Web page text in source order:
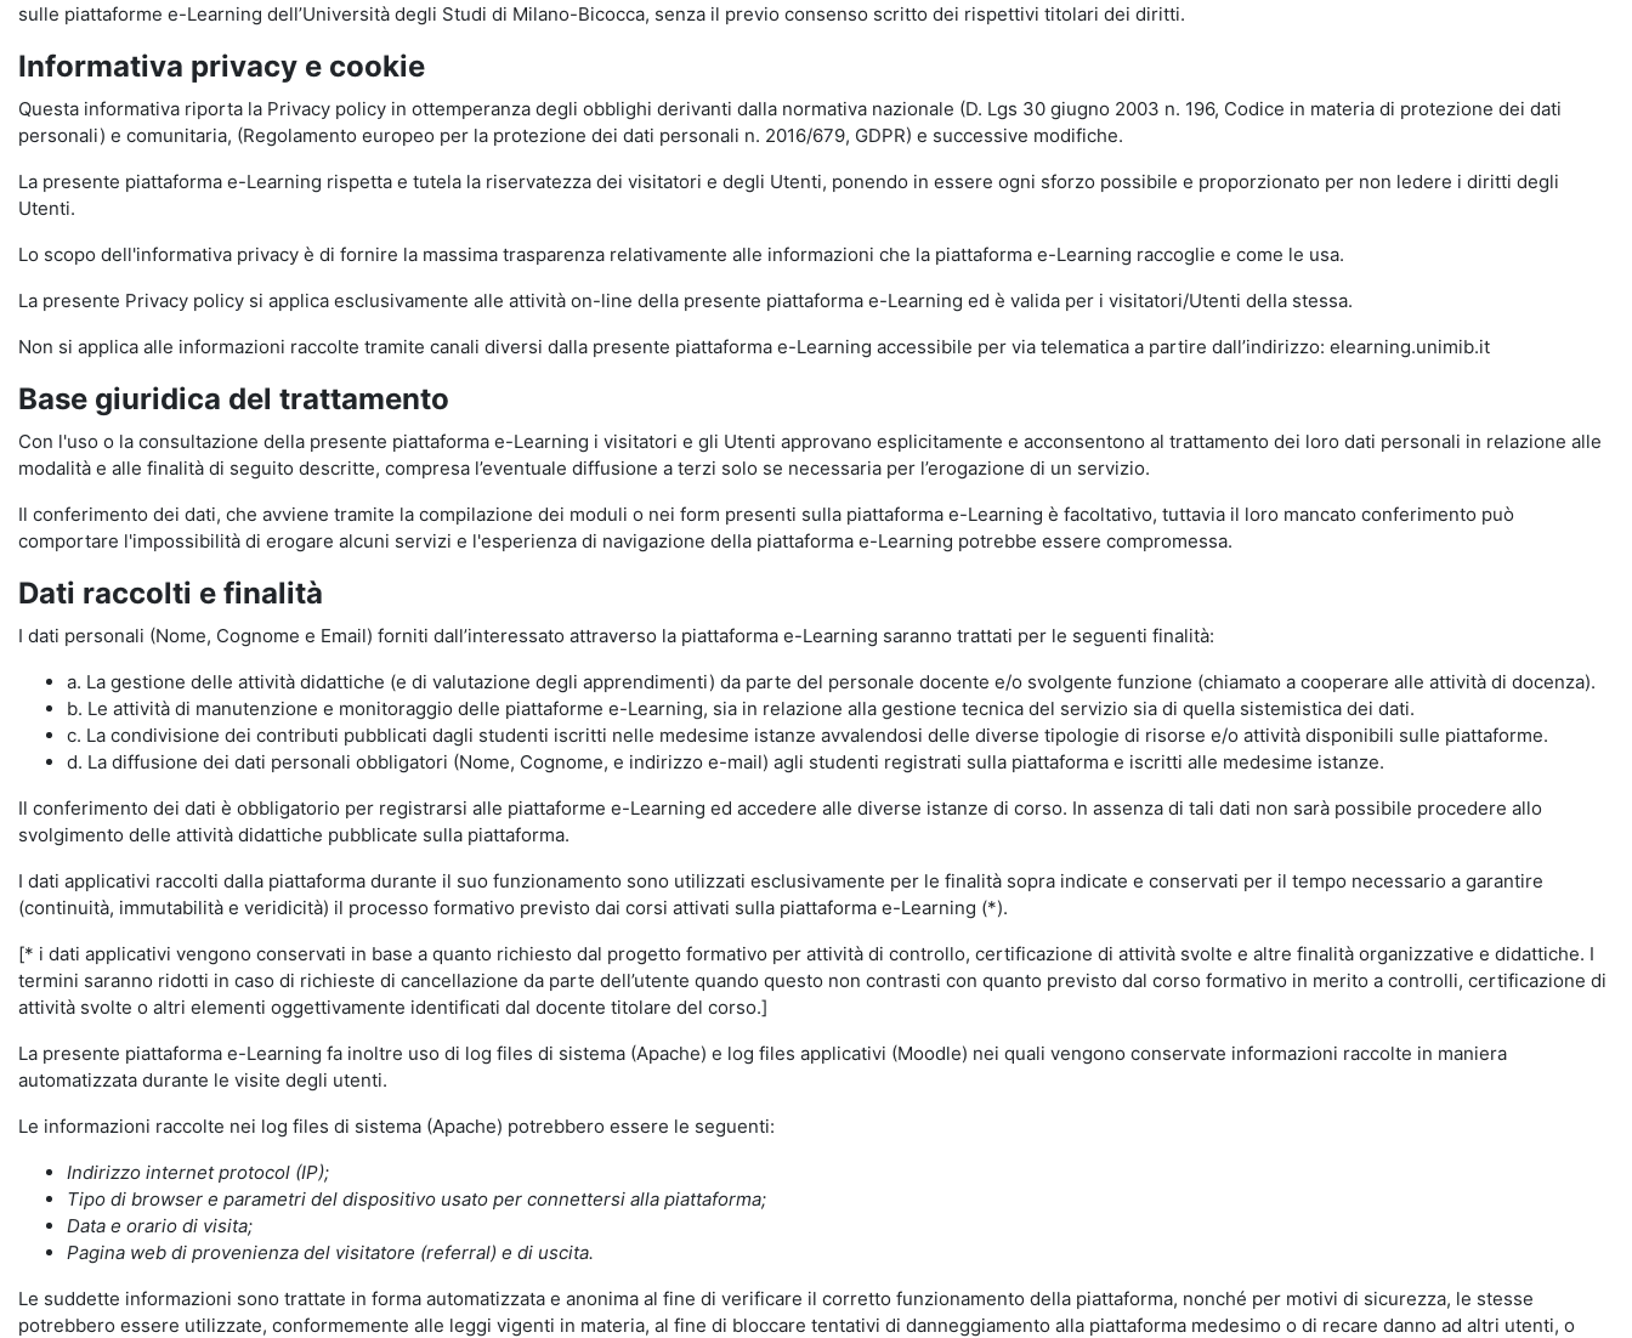
sulle piattaforme e-Learning dell’Università degli Studi di Milano-Bicocca, senza il previo consenso scritto dei rispettivi titolari dei diritti.
Informativa privacy e cookie
Questa informativa riporta la Privacy policy in ottemperanza degli obblighi derivanti dalla normativa nazionale (D. Lgs 30 giugno 2003 n. 196, Codice in materia di protezione dei dati
personali) e comunitaria, (Regolamento europeo per la protezione dei dati personali n. 2016/679, GDPR) e successive modifiche.
La presente piattaforma e-Learning rispetta e tutela la riservatezza dei visitatori e degli Utenti, ponendo in essere ogni sforzo possibile e proporzionato per non ledere i diritti degli
Utenti.
Lo scopo dell'informativa privacy è di fornire la massima trasparenza relativamente alle informazioni che la piattaforma e-Learning raccoglie e come le usa.
La presente Privacy policy si applica esclusivamente alle attività on-line della presente piattaforma e-Learning ed è valida per i visitatori/Utenti della stessa.
Non si applica alle informazioni raccolte tramite canali diversi dalla presente piattaforma e-Learning accessibile per via telematica a partire dall’indirizzo: elearning.unimib.it
Base giuridica del trattamento
Con l'uso o la consultazione della presente piattaforma e-Learning i visitatori e gli Utenti approvano esplicitamente e acconsentono al trattamento dei loro dati personali in relazione alle
modalità e alle finalità di seguito descritte, compresa l’eventuale diffusione a terzi solo se necessaria per l’erogazione di un servizio.
Il conferimento dei dati, che avviene tramite la compilazione dei moduli o nei form presenti sulla piattaforma e-Learning è facoltativo, tuttavia il loro mancato conferimento può
comportare l'impossibilità di erogare alcuni servizi e l'esperienza di navigazione della piattaforma e-Learning potrebbe essere compromessa.
Dati raccolti e finalità
I dati personali (Nome, Cognome e Email) forniti dall’interessato attraverso la piattaforma e-Learning saranno trattati per le seguenti finalità:
a. La gestione delle attività didattiche (e di valutazione degli apprendimenti) da parte del personale docente e/o svolgente funzione (chiamato a cooperare alle attività di docenza).
b. Le attività di manutenzione e monitoraggio delle piattaforme e-Learning, sia in relazione alla gestione tecnica del servizio sia di quella sistemistica dei dati.
c. La condivisione dei contributi pubblicati dagli studenti iscritti nelle medesime istanze avvalendosi delle diverse tipologie di risorse e/o attività disponibili sulle piattaforme.
d. La diffusione dei dati personali obbligatori (Nome, Cognome, e indirizzo e-mail) agli studenti registrati sulla piattaforma e iscritti alle medesime istanze.
Il conferimento dei dati è obbligatorio per registrarsi alle piattaforme e-Learning ed accedere alle diverse istanze di corso. In assenza di tali dati non sarà possibile procedere allo
svolgimento delle attività didattiche pubblicate sulla piattaforma.
I dati applicativi raccolti dalla piattaforma durante il suo funzionamento sono utilizzati esclusivamente per le finalità sopra indicate e conservati per il tempo necessario a garantire
(continuità, immutabilità e veridicità) il processo formativo previsto dai corsi attivati sulla piattaforma e-Learning (*).
[* i dati applicativi vengono conservati in base a quanto richiesto dal progetto formativo per attività di controllo, certificazione di attività svolte e altre finalità organizzative e didattiche. I
termini saranno ridotti in caso di richieste di cancellazione da parte dell’utente quando questo non contrasti con quanto previsto dal corso formativo in merito a controlli, certificazione di
attività svolte o altri elementi oggettivamente identificati dal docente titolare del corso.]
La presente piattaforma e-Learning fa inoltre uso di log files di sistema (Apache) e log files applicativi (Moodle) nei quali vengono conservate informazioni raccolte in maniera
automatizzata durante le visite degli utenti.
Le informazioni raccolte nei log files di sistema (Apache) potrebbero essere le seguenti:
Indirizzo internet protocol (IP);
Tipo di browser e parametri del dispositivo usato per connettersi alla piattaforma;
Data e orario di visita;
Pagina web di provenienza del visitatore (referral) e di uscita.
Le suddette informazioni sono trattate in forma automatizzata e anonima al fine di verificare il corretto funzionamento della piattaforma, nonché per motivi di sicurezza, le stesse
potrebbero essere utilizzate, conformemente alle leggi vigenti in materia, al fine di bloccare tentativi di danneggiamento alla piattaforma medesimo o di recare danno ad altri utenti, o